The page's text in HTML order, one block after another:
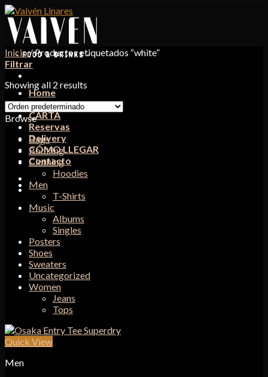
Skip
to
content
Home
Quiénes Somos
CARTA
Reservas
Delivery
CÓMO LLEGAR
Contacto
Inicio/Productos etiquetados “white”
Filtrar
Showing all 2 results
Browse
Bags
Booking
Clothing
Hoodies
Men
T-Shirts
Music
Albums
Singles
Posters
Shoes
Sweaters
Uncategorized
Women
Jeans
Tops
Quick View
Men